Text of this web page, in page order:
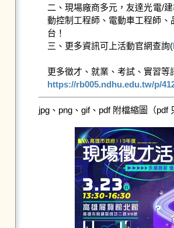
二、現場廠商多元，友達光電/
動控制工程師、電動車工程師
台！
三、更多資訊可上活動官網查詢(
https://rb005.ndhu.edu.tw/p/
jpg、png、gif、pdf 附檔縮圖（pdf